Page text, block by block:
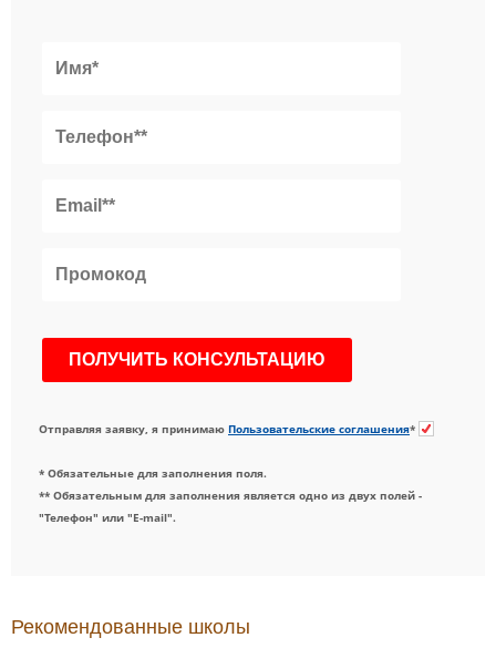
Отправляя заявку, я принимаю Пользовательские соглашения*
* Обязательные для заполнения поля.
** Обязательным для заполнения является одно из двух полей -
"Телефон" или "E-mail".
Рекомендованные школы